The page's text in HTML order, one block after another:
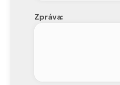
Zpráva: